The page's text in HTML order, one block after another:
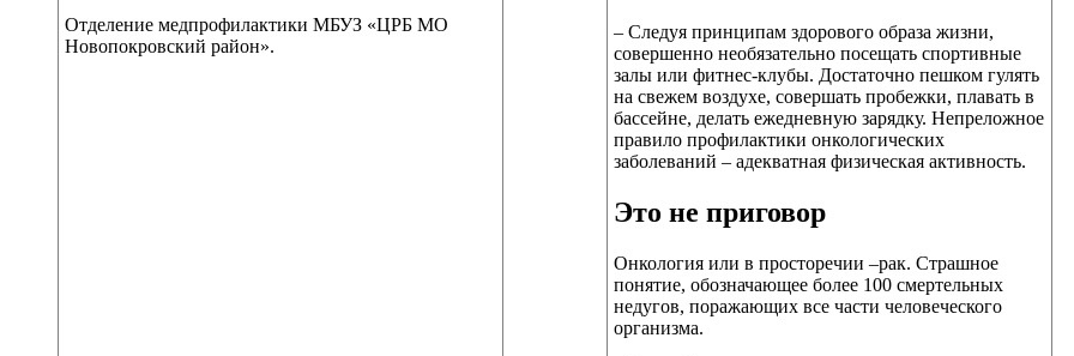
Отделение медпрофилактики МБУЗ «ЦРБ МО
Новопокровский район».
– Следуя принципам здорового образа жизни,
совершенно необязательно посещать спортивные
залы или фитнес-клубы. Достаточно пешком гулять
на свежем воздухе, совершать пробежки, плавать в
бассейне, делать ежедневную зарядку. Непреложное
правило профилактики онкологических
заболеваний – адекватная физическая активность.
Это не приговор
Онкология или в просторечии –рак. Страшное
понятие, обозначающее более 100 смертельных
недугов, поражающих все части человеческого
организма.